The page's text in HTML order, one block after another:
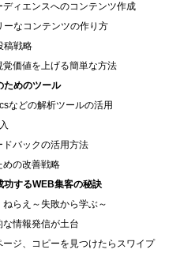
ィエンスへのコンテンツ作成
ーなコンテンツの作り方
稿戦略
価値を上げる簡単な方法
ためのツール
などの解析ツールの活用
バックの活用方法
めの改善戦略
功するWEB集客の秘訣
らえ～失敗から学ぶ～
情報発信が土台
ジ、コピーを見つけたらスワイプ